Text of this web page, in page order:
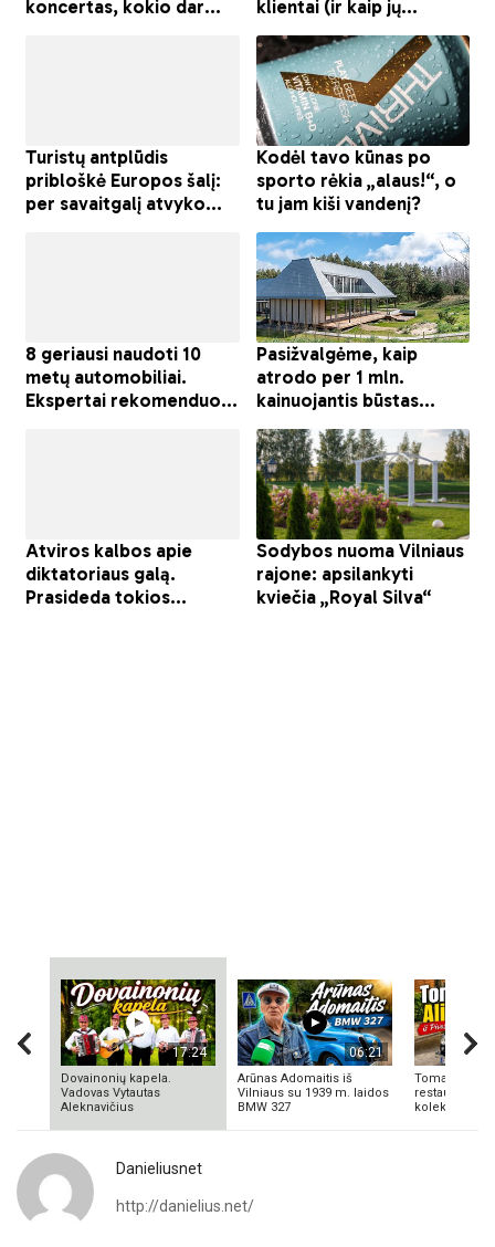
17:24
Dovainonių kapela.
Vadovas Vytautas
Aleknavičius
06:21
Arūnas Adomaitis iš
Vilniaus su 1939 m. laidos
BMW 327
Tomas
Danieliusnet
http://danielius.net/